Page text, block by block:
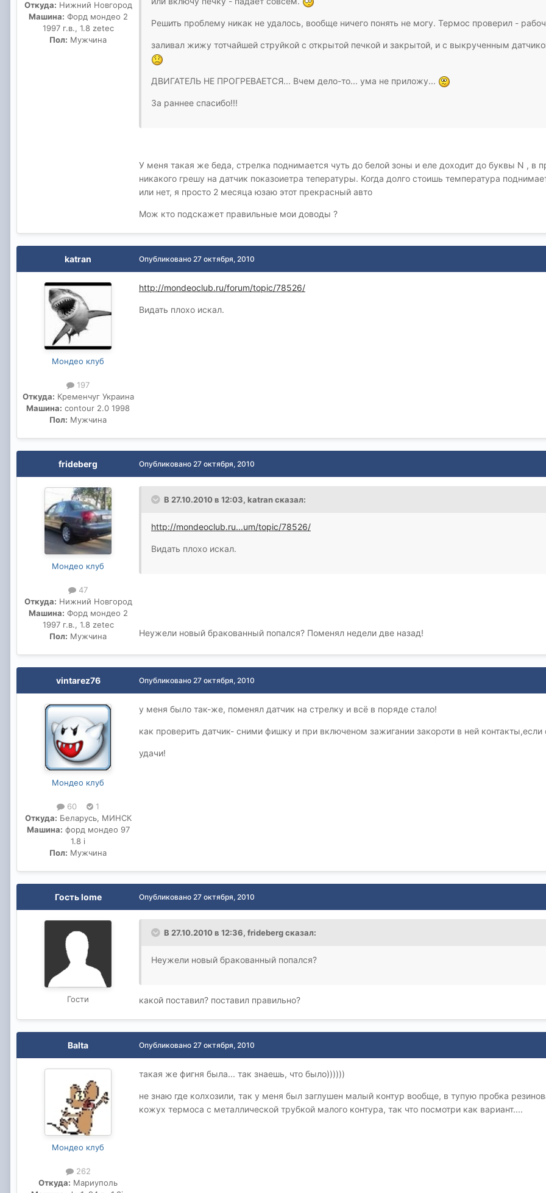
Откуда: Нижний Новгород
Машина: Форд мондео 2
1997 г.в., 1.8 zetec
Пол: Мужчина
Решить проблему никак не удалось, вообще ничего понять не могу. Термос проверил -
заливал жижу тотчайшей струйкой с открытой печкой и закрытой, и с выкрученным
ДВИГАТЕЛЬ НЕ ПРОГРЕВАЕТСЯ... Вчем дело-то... ума не приложу...
За раннее спасибо!!!
У меня такая же беда, стрелка поднимается чуть до белой зоны и еле доходит до буквы N , в
никакого грешу на датчик показоиетра тепературы. Когда долго стоишь температура
или нет, я просто 2 месяца юзаю этот прекрасный авто
Мож кто подскажет правильные мои доводы ?
katran
Мондео клуб
197
Откуда: Кременчуг Украина
Машина: contour 2.0 1998
Пол: Мужчина
Опубликовано 27 октября, 2010
http://mondeoclub.ru/forum/topic/78526/
Видать плохо искал.
frideberg
Мондео клуб
47
Откуда: Нижний Новгород
Машина: Форд мондео 2
1997 г.в., 1.8 zetec
Пол: Мужчина
Опубликовано 27 октября, 2010
В 27.10.2010 в 12:03, katran сказал:
http://mondeoclub.ru...um/topic/78526/
Видать плохо искал.
Неужели новый бракованный попался? Поменял недели две назад!
vintarez76
Мондео клуб
60
1
Откуда: Беларусь, МИНСК
Машина: форд мондео 97
1.8 i
Пол: Мужчина
Опубликовано 27 октября, 2010
у меня было так-же, поменял датчик на стрелку и всё в поряде стало!
как проверить датчик- сними фишку и при включеном зажигании закороти в ней контакты,если
удачи!
Гость lome
Гости
Опубликовано 27 октября, 2010
В 27.10.2010 в 12:36, frideberg сказал:
Неужели новый бракованный попался?
какой поставил? поставил правильно?
Balta
Мондео клуб
262
Откуда: Мариуполь
Опубликовано 27 октября, 2010
такая же фигня была... так знаешь, что было))))))
не знаю где колхозили, так у меня был заглушен малый контур вообще, в тупую пробка
кожух термоса с металлической трубкой малого контура, так что посмотри как вариант....